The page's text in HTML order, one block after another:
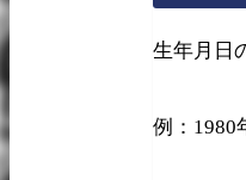
生年月日
例：